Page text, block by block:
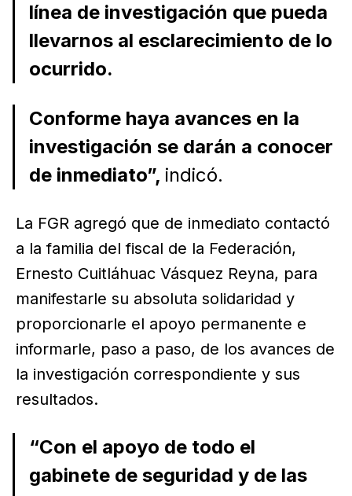
línea de investigación que pueda
llevarnos al esclarecimiento de lo
ocurrido.
Conforme haya avances en la
investigación se darán a conocer
de inmediato”, indicó.
La FGR agregó que de inmediato contactó
a la familia del fiscal de la Federación,
Ernesto Cuitláhuac Vásquez Reyna, para
manifestarle su absoluta solidaridad y
proporcionarle el apoyo permanente e
informarle, paso a paso, de los avances de
la investigación correspondiente y sus
resultados.
“Con el apoyo de todo el
gabinete de seguridad y de las